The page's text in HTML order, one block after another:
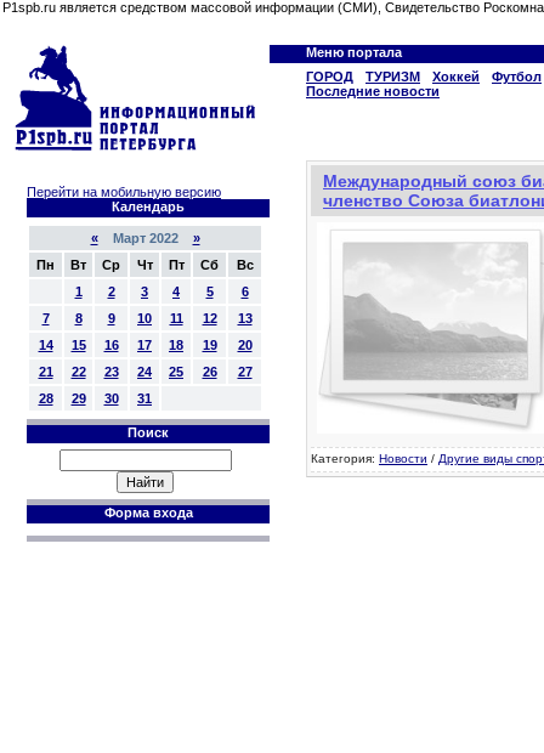
P1spb.ru является средством массовой информации (СМИ), Свидетельство
Меню портала
ГОРОД
ТУРИЗМ Хоккей
Футбол
Последние новости
Перейти на мобильную версию
Календарь
«Март 2022 »
Пн
Вт Ср Чт Пт Сб
Вс
1
2 3 4 5
6
7
8 9 10 11 12
13
14
15 16 17 18 19
20
21
22 23 24 25 26
27
28
29 30 31
Поиск
Форма входа
Международный союз
членство Союза
Категория: Новости / Другие виды